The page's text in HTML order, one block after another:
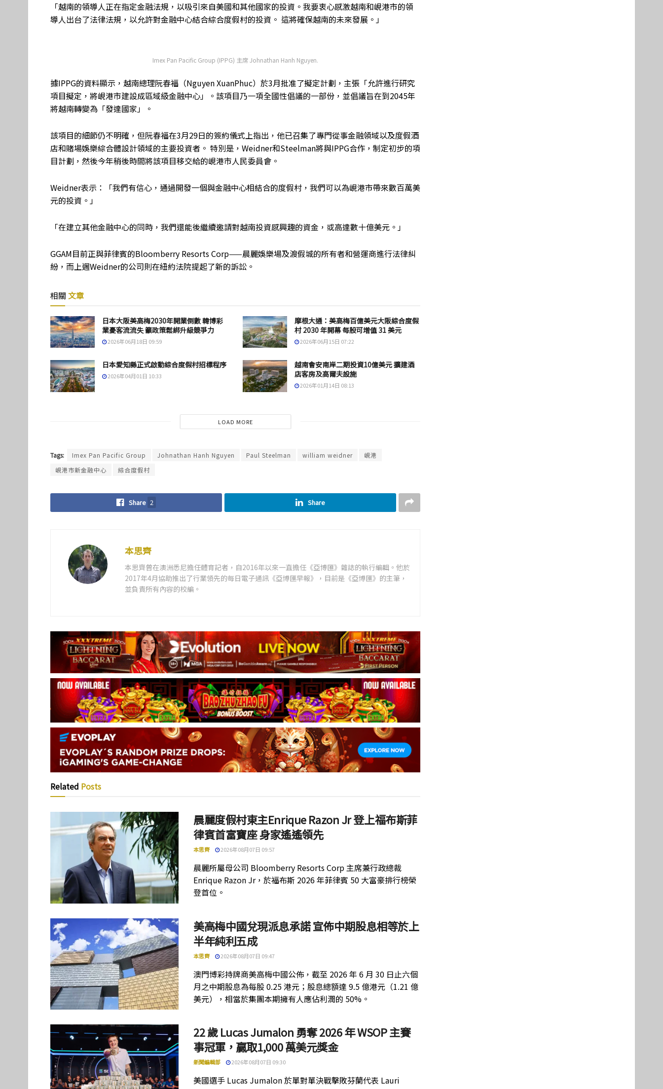
「越南的領導人正在指定金融法規，以吸引來自美國和其他國家的投資。我要衷心感激越南和峴港市的領
導人出台了法律法規，以允許對金融中心結合綜合度假村的投資。 這將確保越南的未來發展。」
Imex Pan Pacific Group (IPPG) 主席 Johnathan Hanh Nguyen.
據IPPG的資料顯示，越南總理阮春福（Nguyen XuanPhuc）於3月批准了擬定計劃，主張「允許進行研究
項目擬定，將峴港市建設成區域級金融中心」。該項目乃一項全國性倡議的一部份，並倡議旨在到2045年
將越南轉變為「發達國家」。
該項目的細節仍不明確，但阮春福在3月29日的簽約儀式上指出，他已召集了專門從事金融領域以及度假酒
店和賭場娛樂綜合體設計領域的主要投資者。 特別是，Weidner和Steelman將與IPPG合作，制定初步的項
目計劃，然後今年稍後時間將該項目移交給的峴港市人民委員會。
Weidner表示：「我們有信心，通過開發一個與金融中心相結合的度假村，我們可以為峴港市帶來數百萬美
元的投資。」
「在建立其他金融中心的同時，我們還能後繼續邀請對越南投資感興趣的資金，或高達數十億美元。」
GGAM目前正與菲律賓的Bloomberry Resorts Corp——晨麗娛樂場及渡假城的所有者和營運商進行法律糾
紛，而上週Weidner的公司則在紐約法院提起了新的訴訟。
相關 文章
日本大阪美高梅2030年開業倒數 韓博彩
業憂客流流失 籲政策鬆綁升級競爭力
2026年06月18日 09:59
摩根大通：美高梅百億美元大阪綜合度假
村 2030 年開幕 每股可增值 31 美元
2026年06月15日 07:22
日本愛知縣正式啟動綜合度假村招標程序
2026年04月01日 10:33
越南會安南岸二期投資10億美元 擴建酒
店客房及高爾夫設施
2026年01月14日 08:13
LOAD MORE
Tags: Imex Pan Pacific Group Johnathan Hanh Nguyen Paul Steelman william weidner
峴港
峴港市新金融中心
綜合度假村
Share 2 Share
本思齊
本思齊曾在澳洲悉尼擔任體育記者，自2016年以來一直擔任《亞博匯》雜誌的執行編輯。他於
2017年4月協助推出了行業領先的每日電子通訊《亞博匯早報》，目前是《亞博匯》的主筆，
並負責所有內容的校編。
Related Posts
晨麗度假村東主Enrique Razon Jr 登上福布斯菲
律賓首富寶座 身家遙遙領先
本思齊 2026年08月07日 09:57
晨麗所屬母公司 Bloomberry Resorts Corp 主席兼行政總裁
Enrique Razon Jr，於福布斯 2026 年菲律賓 50 大富豪排行榜榮
登首位。
美高梅中國兌現派息承諾 宣佈中期股息相等於上
半年純利五成
本思齊 2026年08月07日 09:47
澳門博彩持牌商美高梅中國公佈，截至 2026 年 6 月 30 日止六個
月之中期股息為每股 0.25 港元；股息總額達 9.5 億港元（1.21 億
美元），相當於集團本期擁有人應佔利潤的 50%。
22 歲 Lucas Jumalon 勇奪 2026 年 WSOP 主賽
事冠軍，贏取1,000 萬美元獎金
新聞編輯部 2026年08月07日 09:30
美國選手 Lucas Jumalon 於單對單決戰擊敗芬蘭代表 Lauri